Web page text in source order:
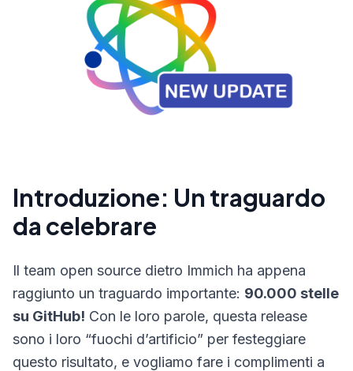
Introduzione: Un traguardo
da celebrare
Il team open source dietro Immich ha appena
raggiunto un traguardo importante: 90.000 stelle
su GitHub! Con le loro parole, questa release
sono i loro “fuochi d’artificio” per festeggiare
questo risultato, e vogliamo fare i complimenti a